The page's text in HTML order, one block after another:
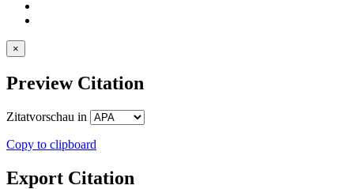
×
Preview Citation
Zitatvorschau in
Copy to clipboard
Export Citation